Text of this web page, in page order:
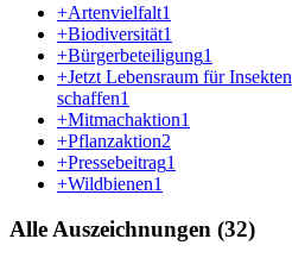
+Artenvielfalt1
+Biodiversität1
+Bürgerbeteiligung1
+Jetzt Lebensraum für Insekten
schaffen1
+Mitmachaktion1
+Pflanzaktion2
+Pressebeitrag1
+Wildbienen1
Alle Auszeichnungen (32)